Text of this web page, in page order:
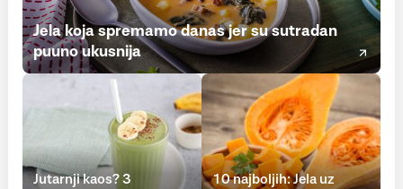
Jela koja spremamo danas jer su sutradan
puuno ukusnija
Jutarnji kaos? 3
10 najboljih: Jela uz